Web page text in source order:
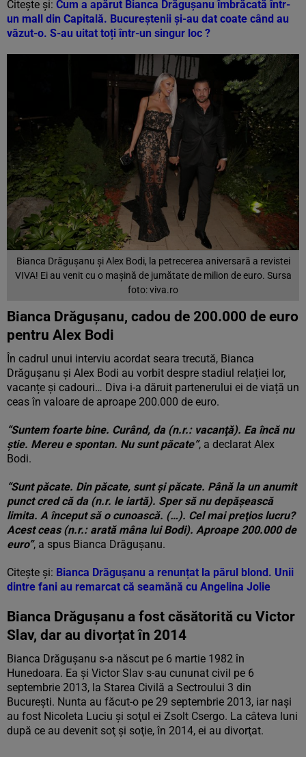
Citește și: Cum a apărut Bianca Drăgușanu îmbrăcată într-
un mall din Capitală. Bucureștenii și-au dat coate când au
văzut-o. S-au uitat toți într-un singur loc ?
Bianca Drăgușanu și Alex Bodi, la petrecerea aniversară a revistei
VIVA! Ei au venit cu o maşină de jumătate de milion de euro. Sursa
foto: viva.ro
Bianca Drăgușanu, cadou de 200.000 de euro
pentru Alex Bodi
În cadrul unui interviu acordat seara trecută, Bianca
Drăgușanu și Alex Bodi au vorbit despre stadiul relației lor,
vacanțe și cadouri… Diva i-a dăruit partenerului ei de viață un
ceas în valoare de aproape 200.000 de euro.
“Suntem foarte bine. Curând, da (n.r.: vacanţă). Ea încă nu
ştie. Mereu e spontan. Nu sunt păcate”, a declarat Alex
Bodi.
“Sunt păcate. Din păcate, sunt şi păcate. Până la un anumit
punct cred că da (n.r. le iartă). Sper să nu depăşească
limita. A început să o cunoască. (…). Cel mai preţios lucru?
Acest ceas (n.r.: arată mâna lui Bodi). Aproape 200.000 de
euro”, a spus Bianca Drăguşanu.
Citește și: Bianca Drăgușanu a renunțat la părul blond. Unii
dintre fani au remarcat că seamănă cu Angelina Jolie
Bianca Drăgușanu a fost căsătorită cu Victor
Slav, dar au divorțat în 2014
Bianca Drăguşanu s-a născut pe 6 martie 1982 în
Hunedoara. Ea şi Victor Slav s-au cununat civil pe 6
septembrie 2013, la Starea Civilă a Sectroului 3 din
Bucureşti. Nunta au făcut-o pe 29 septembrie 2013, iar naşi
au fost Nicoleta Luciu şi soţul ei Zsolt Csergo. La câteva luni
după ce au devenit soţ şi soţie, în 2014, ei au divorţat.